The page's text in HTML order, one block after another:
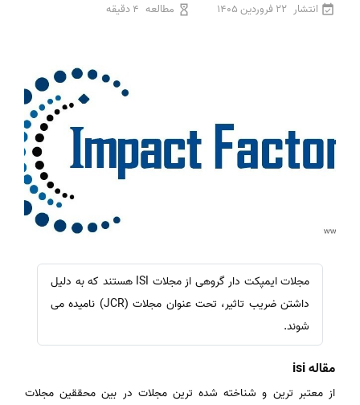
انتشار 22 فروردین 1405 مطالعه 4 دقیقه
مجلات ایمپکت دار گروهی از مجلات ISI هستند که به دلیل
داشتن ضریب تاثیر، تحت عنوان مجلات (JCR) نامیده می
شوند.
مقاله isi
از معتبر ترین و شناخته شده ترین مجلات در بین محققین مجلات